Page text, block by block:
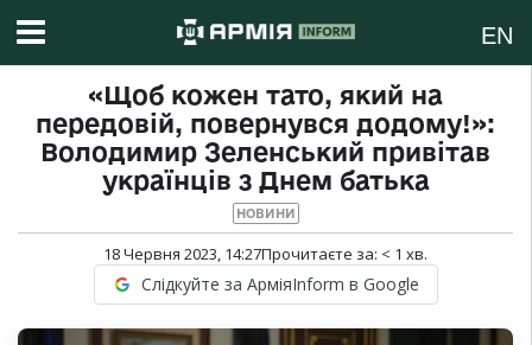
EN
«Щоб кожен тато, який на
передовій, повернувся додому!»:
Володимир Зеленський привітав
українців з Днем батька
НОВИНИ
18 Червня 2023, 14:27Прочитаєте за: < 1 хв.
Слідкуйте за АрміяInform в Google